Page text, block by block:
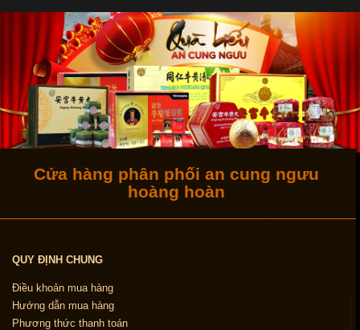
bệnh này gây ra.
Cửa hàng phân phối an cung ngưu
hoàng hoàn
QUY ĐỊNH CHUNG
Điều khoản mua hàng
Hướng dẫn mua hàng
Phương thức thanh toán